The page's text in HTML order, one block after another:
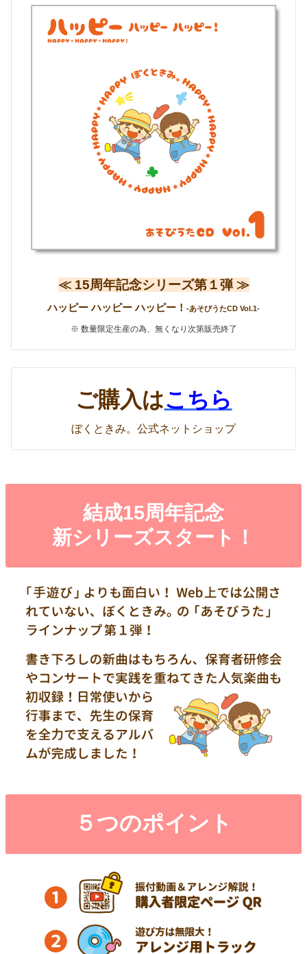
≪ 15周年記念シリーズ第１弾 ≫
ハッピー ハッピー ハッピー！ -あそびうたCD Vol.1-
※ 数量限定生産の為、無くなり次第販売終了
ご購入はこちら
ぼくときみ。公式ネットショップ
結成15周年記念
新シリーズスタート！
５つのポイント